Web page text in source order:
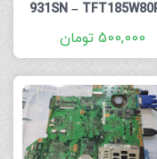
931SN – TFT185W80PS-
715G2852-3-4 Power
Supply Board
500,000 تومان